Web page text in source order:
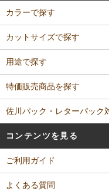
カラーで探す
カットサイズで探す
用途で探す
特価販売商品を探す
佐川パック・レターパック
コンテンツを見る
ご利用ガイド
よくある質問